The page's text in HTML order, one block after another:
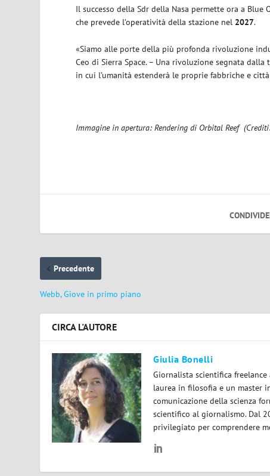
Il successo della Sdr della Nasa permette ora a
che prevede l’operatività della stazione nel 2027.
«Siamo alle porte della più profonda rivoluzione
Ceo di Sierra Space. – Una rivoluzione segnata
in cui l’umanità estenderà le proprie fabbriche e
Immagine in apertura: Rendering di Orbital Reef
Precedente
Webb, Giove in primo piano
CIRCA L'AUTORE
Giulia Bonelli
Giornalista scientifica freelance
laurea in filosofia e un master
comunicazione della scienza
scientifico al giornalismo. Dal
privilegiato per comprendere